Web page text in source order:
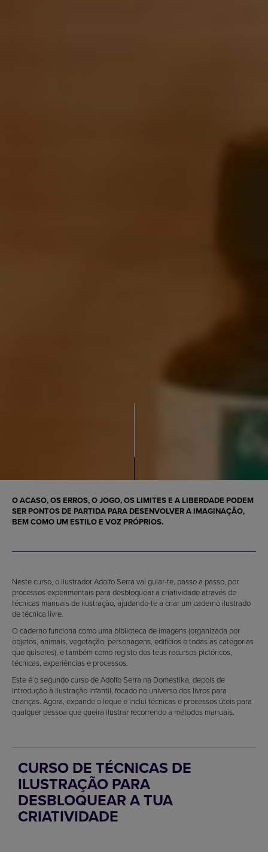
O ACASO, OS ERROS, O JOGO, OS LIMITES E A LIBERDADE PODEM
SER PONTOS DE PARTIDA PARA DESENVOLVER A IMAGINAÇÃO,
BEM COMO UM ESTILO E VOZ PRÓPRIOS.
Neste curso, o ilustrador Adolfo Serra vai guiar-te, passo a passo, por
processos experimentais para desbloquear a criatividade através de
técnicas manuais de ilustração, ajudando-te a criar um caderno ilustrado
de técnica livre.
O caderno funciona como uma biblioteca de imagens (organizada por
objetos, animais, vegetação, personagens, edifícios e todas as categorias
que quiseres), e também como registo dos teus recursos pictóricos,
técnicas, experiências e processos.
Este é o segundo curso de Adolfo Serra na Domestika, depois de
Introdução à Ilustração Infantil, focado no universo dos livros para
crianças. Agora, expande o leque e inclui técnicas e processos úteis para
qualquer pessoa que queira ilustrar recorrendo a métodos manuais.
CURSO DE TÉCNICAS DE
ILUSTRAÇÃO PARA
DESBLOQUEAR A TUA
CRIATIVIDADE